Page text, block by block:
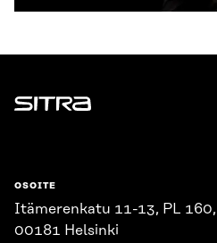
Sitra
OSOITE
Itämerenkatu 11-13, PL 160,
00181 Helsinki